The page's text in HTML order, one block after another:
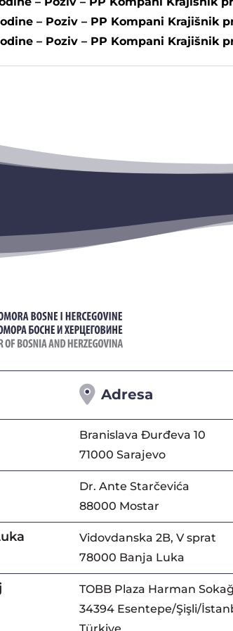
– Poziv – PP Kompani Krajišnik
– Poziv – PP Kompani Krajišnik
Adresa
Branislava Đurđeva 10
71000 Sarajevo
Dr. Ante Starčevića
88000 Mostar
Vidovdanska 2B, V sprat
78000 Banja Luka
TOBB Plaza Harman
34394 Esentepe/Şişli/